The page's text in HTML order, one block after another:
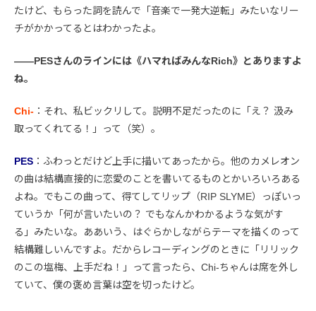
たけど、もらった詞を読んで「音楽で一発大逆転」みたいなリー
チがかかってるとはわかったよ。
――PESさんのラインには《ハマればみんなRich》とありますよ
ね。
Chi- ：それ、私ビックリして。説明不足だったのに「え？ 汲み
取ってくれてる！」って（笑）。
PES ：ふわっとだけど上手に描いてあったから。他のカメレオン
の曲は結構直接的に恋愛のことを書いてるものとかいろいろある
よね。でもこの曲って、得てしてリップ（RIP SLYME）っぽいっ
ていうか「何が言いたいの？ でもなんかわかるような気がす
る」みたいな。ああいう、はぐらかしながらテーマを描くのって
結構難しいんですよ。だからレコーディングのときに「リリック
のこの塩梅、上手だね！」って言ったら、Chi-ちゃんは席を外し
ていて、僕の褒め言葉は空を切ったけど。